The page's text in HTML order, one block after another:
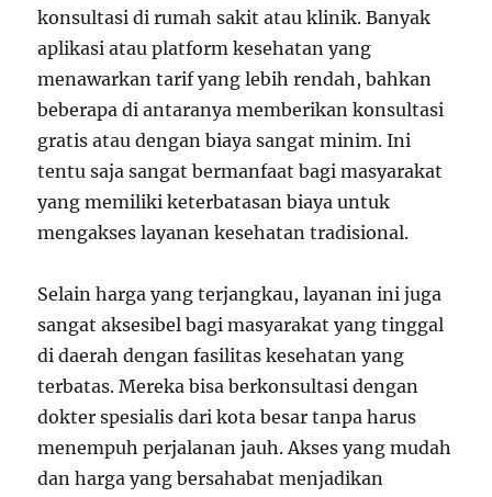
konsultasi di rumah sakit atau klinik. Banyak
aplikasi atau platform kesehatan yang
menawarkan tarif yang lebih rendah, bahkan
beberapa di antaranya memberikan konsultasi
gratis atau dengan biaya sangat minim. Ini
tentu saja sangat bermanfaat bagi masyarakat
yang memiliki keterbatasan biaya untuk
mengakses layanan kesehatan tradisional.
Selain harga yang terjangkau, layanan ini juga
sangat aksesibel bagi masyarakat yang tinggal
di daerah dengan fasilitas kesehatan yang
terbatas. Mereka bisa berkonsultasi dengan
dokter spesialis dari kota besar tanpa harus
menempuh perjalanan jauh. Akses yang mudah
dan harga yang bersahabat menjadikan